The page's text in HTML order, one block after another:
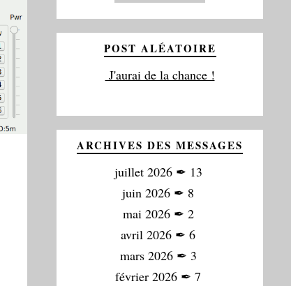
POST ALÉATOIRE
J'aurai de la chance !
ARCHIVES DES MESSAGES
juillet 2026✒ 13
juin 2026 ✒ 8
mai 2026✒ 2
avril 2026 ✒ 6
mars 2026✒ 3
février 2026 ✒ 7